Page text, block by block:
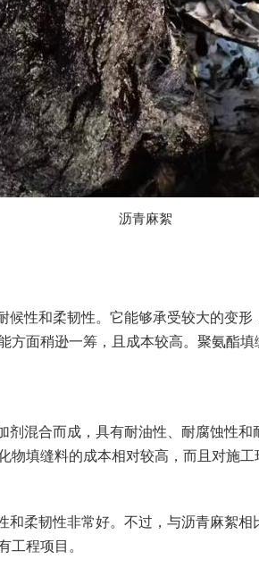
沥青麻絮
候性和柔韧性。它能够承受较大的变
方面稍逊一筹，且成本较高。聚氨酯
剂混合而成，具有耐油性、耐腐蚀性
填缝料的成本相对较高，而且对施工
和柔韧性非常好。不过，与沥青麻絮
工程项目。